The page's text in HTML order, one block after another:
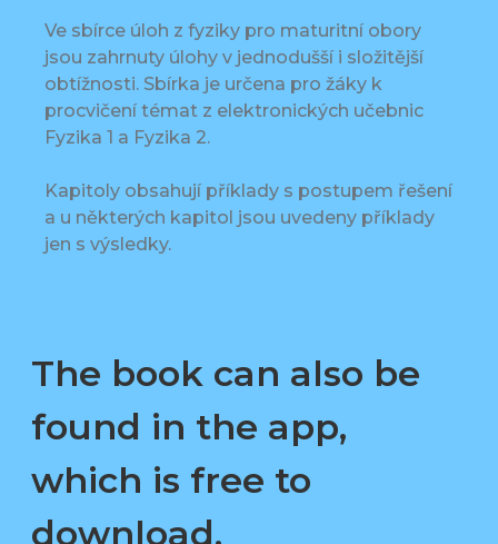
Ve sbírce úloh z fyziky pro maturitní obory
jsou zahrnuty úlohy v jednodušší i složitější
obtížnosti. Sbírka je určena pro žáky k
procvičení témat z elektronických učebnic
Fyzika 1 a Fyzika 2.
Kapitoly obsahují příklady s postupem řešení
a u některých kapitol jsou uvedeny příklady
jen s výsledky.
The book can also be
found in the app,
which is free to
download.